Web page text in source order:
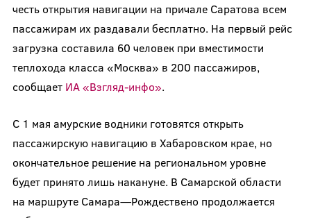
честь открытия навигации на причале Саратова всем
пассажирам их раздавали бесплатно. На первый рейс
загрузка составила 60 человек при вместимости
теплохода класса «Москва» в 200 пассажиров,
сообщает ИА «Взгляд-инфо».
С 1 мая амурские водники готовятся открыть
пассажирскую навигацию в Хабаровском крае, но
окончательное решение на региональном уровне
будет принято лишь накануне. В Самарской области
на маршруте Самара—Рождествено продолжается